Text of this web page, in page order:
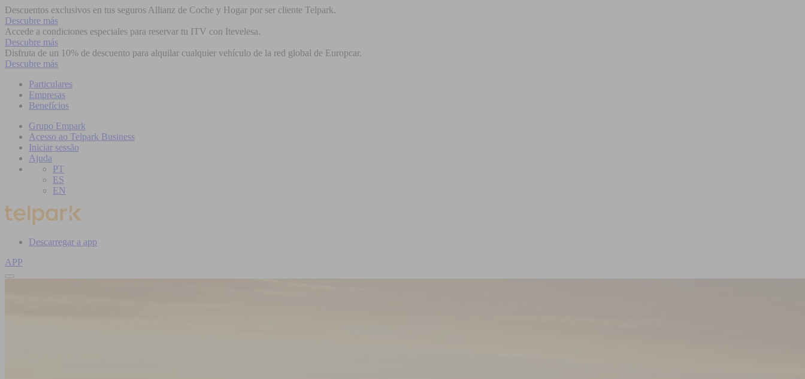
Descuentos exclusivos en tus seguros Allianz de Coche y Hogar por ser cliente Telpark.
Descubre más
Accede a condiciones especiales para reservar tu ITV con Itevelesa.
Descubre más
Disfruta de un 10% de descuento para alquilar cualquier vehículo de la red global de Europcar.
Descubre más
Particulares
Empresas
Benefícios
Grupo Empark
Acesso ao Telpark Business
Iniciar sessão
Ajuda
PT
ES
EN
Descarregar a app
APP